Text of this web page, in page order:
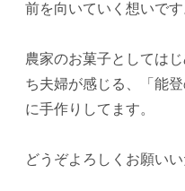
前を向いていく想いです
農家のお菓子としては
ち夫婦が感じる、「能
に手作りしてます。
どうぞよろしくお願いい